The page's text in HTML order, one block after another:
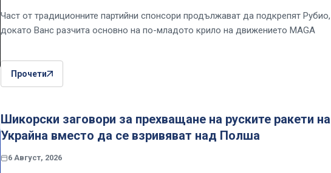
Част от традиционните партийни спонсори продължават да подкрепят Рубио,
докато Ванс разчита основно на по-младото крило на движението MAGA
Прочети
Шикорски заговори за прехващане на руските ракети
Украйна вместо да се взривяват над Полша
6 Август, 2026